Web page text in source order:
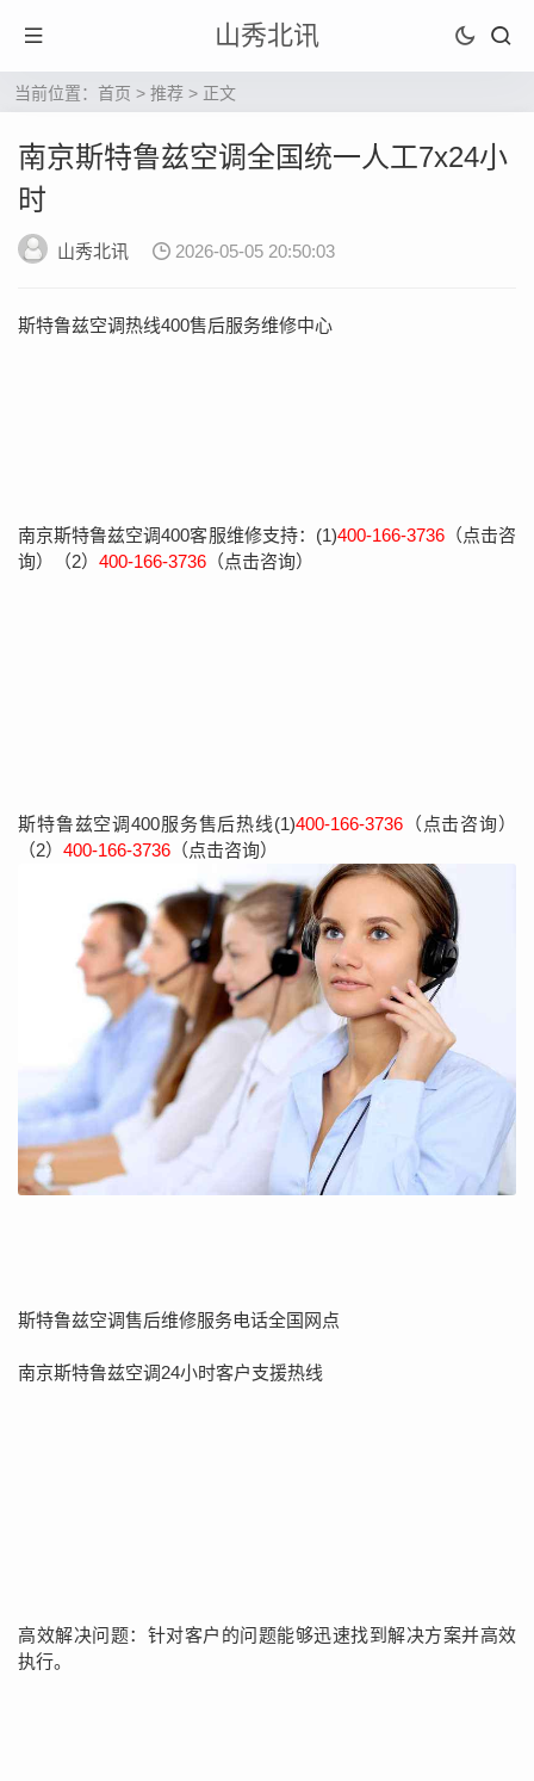
山秀北讯
当前位置： 首页 > 推荐 > 正文
南京斯特鲁兹空调全国统一人工7x24小
时
山秀北讯 2026-05-05 20:50:03
斯特鲁兹空调热线400售后服务维修中心
南京斯特鲁兹空调400客服维修支持：(1)400-166-3736（点击咨
询）（2） 400-166-3736 （点击咨询）
斯特鲁兹空调400服务售后热线(1)400-166-3736（点击咨询）
（2） 400-166-3736 （点击咨询）
斯特鲁兹空调售后维修服务电话全国网点
南京斯特鲁兹空调24小时客户支援热线
高效解决问题：针对客户的问题能够迅速找到解决方案并高效
执行。